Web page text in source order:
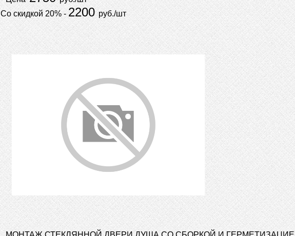
Со скидкой 20% -2200руб./шт